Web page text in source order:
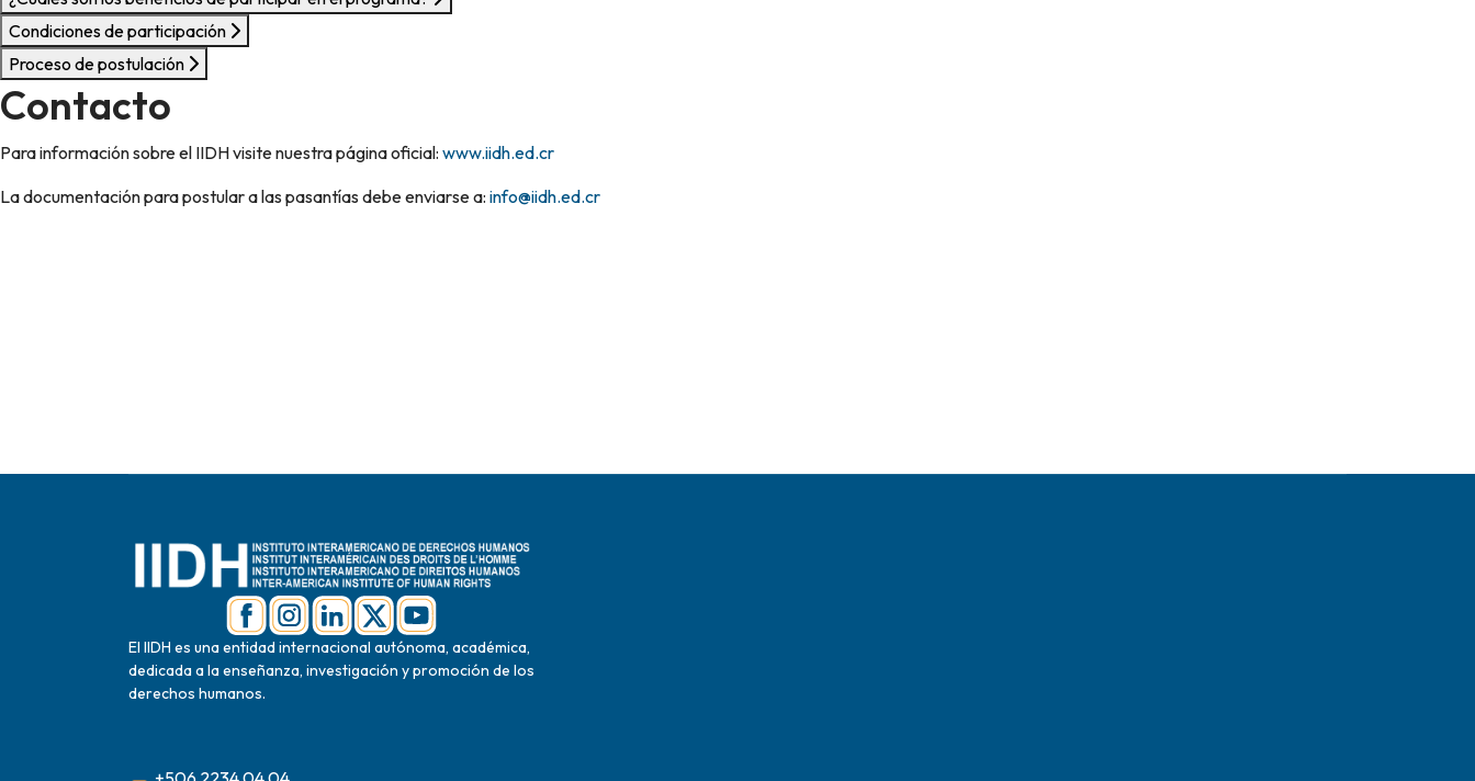
Condiciones de participación
Proceso de postulación
Contacto
Para información sobre el IIDH visite nuestra página oficial: www.iidh.ed.cr
La documentación para postular a las pasantías debe enviarse a: info@iidh.ed.cr
El IIDH es una entidad internacional autónoma, académica,
dedicada a la enseñanza, investigación y promoción de los
derechos humanos.